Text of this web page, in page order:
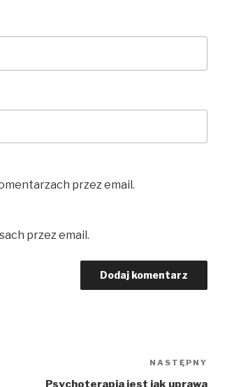
przez email.
przez email.
wpis
NASTĘPNY
Psychoterapia jest jak uprawa